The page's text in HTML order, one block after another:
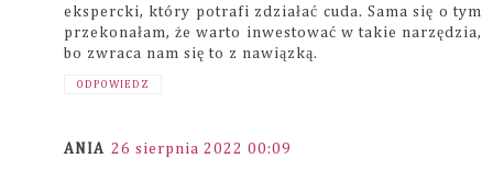
ekspercki, który potrafi zdziałać cuda. Sama się o tym
przekonałam, że warto inwestować w takie narzędzia,
bo zwraca nam się to z nawiązką.
ODPOWIEDZ
ANIA 26 sierpnia 2022 00:09